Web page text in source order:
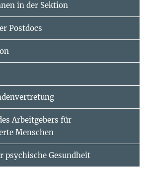
in der Sektion
Postdocs
Arbeitgebers für
Menschen
psychische Gesundheit